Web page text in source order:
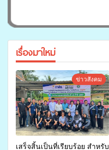
เรื่องมาใหม่
ข่าวสังคม
เสร็จสิ้นเป็นที่เรียบร้อย สำหรับ